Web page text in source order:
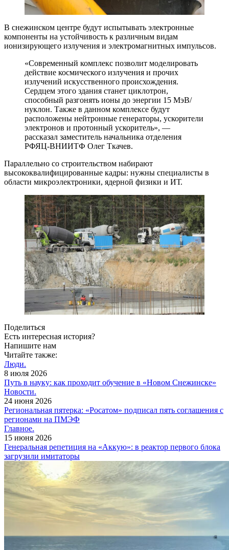
В снежинском центре будут испытывать электронные
компоненты на устойчивость к различным видам
ионизирующего излучения и электромагнитных импульсов.
«Современный комплекс позволит моделировать
действие космического излучения и прочих
излучений искусственного происхождения.
Сердцем этого здания станет циклотрон,
способный разгонять ионы до энергии 15 МэВ/
нуклон. Также в данном комплексе будут
расположены нейтронные генераторы, ускорители
электронов и протонный ускоритель», —
рассказал заместитель начальника отделения
РФЯЦ-ВНИИТФ Олег Ткачев.
Параллельно со строительством набирают
высококвалифицированные кадры: нужны специалисты в
области микроэлектроники, ядерной физики и ИТ.
Поделиться
Есть интересная история?
Напишите нам
Читайте также:
Люди.
8 июля 2026
Путь в науку: как проходит обучение в «Новом Снежинске»
Новости.
24 июня 2026
Региональная пятерка: «Росатом» подписал пять соглашения с
регионами на ПМЭФ
Главное.
15 июня 2026
Генеральная репетиция на «Аккую»: в реактор первого блока
загрузили имитаторы